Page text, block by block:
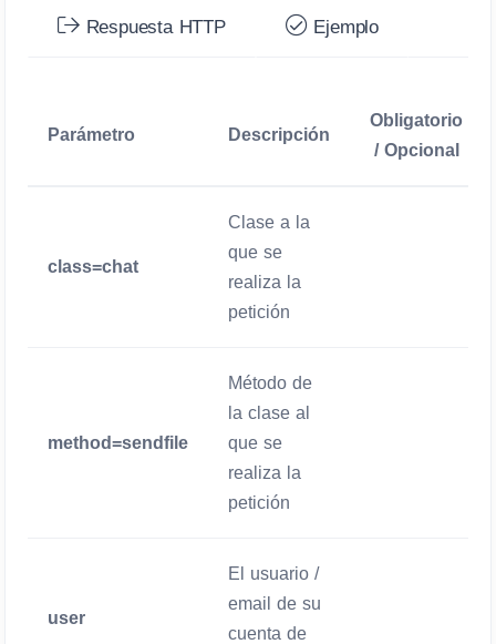
Respuesta HTTP Ejemplo
Parámetro Descripción
Obligatorio
/ Opcional
class=chat
Clase a la
que se
realiza la
petición
method=sendfile
Método de
la clase al
que se
realiza la
petición
user
El usuario /
email de su
cuenta de